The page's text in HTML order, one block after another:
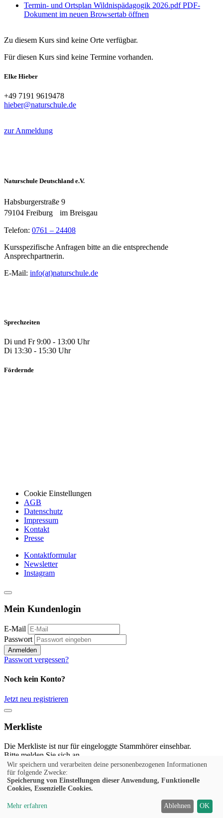
Termin- und Ortsplan Wildnispädagogik 2026.pdfPDF-
Dokument im neuen Browsertab öffnen
Zu diesem Kurs sind keine Orte verfügbar.
Für diesen Kurs sind keine Termine vorhanden.
Elke Hieber
+49 7191 9619478
hieber@naturschule.de
zur Anmeldung
Naturschule Deutschland e.V.
Habsburgerstraße 9
79104 Freiburg im Breisgau
Telefon: 0761 – 24408
Kursspezifische Anfragen bitte an die entsprechende
Ansprechpartnerin.
E-Mail: info(at)naturschule.de
Sprechzeiten
Di und Fr 9:00 - 13:00 Uhr
Di 13:30 - 15:30 Uhr
Fördernde
Cookie Einstellungen
AGB
Datenschutz
Impressum
Kontakt
Presse
Kontaktformular
Newsletter
Instagram
Mein Kundenlogin
E-Mail
Passwort
Anmelden
Passwort vergessen?
Noch kein Konto?
Jetzt neu registrieren
Merkliste
Die Merkliste ist nur für eingeloggte Stammhörer einsehbar.
Bitte melden Sie sich an.
Anmelden
Noch kein Konto?
Wir speichern und verarbeiten deine personenbezogenen Informationen
für folgende Zwecke:
Speicherung von Einstellungen dieser Anwendung, Funktionelle
Cookies, Essenzielle Cookies.
Mehr erfahren Ablehnen OK